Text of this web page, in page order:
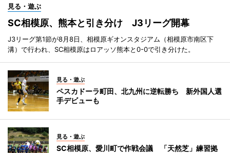
見る・遊ぶ
SC相模原、熊本と引き分け J3リーグ開幕
J3リーグ第1節が8月8日、相模原ギオンスタジアム（相模原市南区下
溝）で行われ、SC相模原はロアッソ熊本と0-0で引き分けた。
見る・遊ぶ
ペスカドーラ町田、北九州に逆転勝ち 新外国人選
手デビューも
見る・遊ぶ
SC相模原、愛川町で作戦会議 「天然芝」練習拠